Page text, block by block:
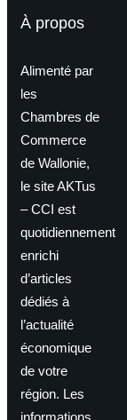
À propos
Alimenté par
les
Chambres de
Commerce
de Wallonie,
le site AKTus
– CCI est
quotidiennement
enrichi
d’articles
dédiés à
l’actualité
économique
de votre
région. Les